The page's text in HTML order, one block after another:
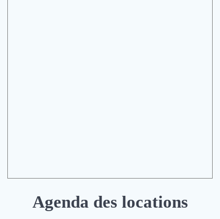
Agenda des locations